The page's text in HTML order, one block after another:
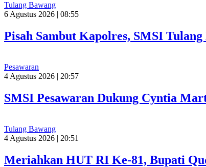
Tulang Bawang
6 Agustus 2026 | 08:55
Pisah Sambut Kapolres, SMSI
Pesawaran
4 Agustus 2026 | 20:57
SMSI Pesawaran Dukung Cyntia
Tulang Bawang
4 Agustus 2026 | 20:51
Meriahkan HUT RI Ke-81, Bupati